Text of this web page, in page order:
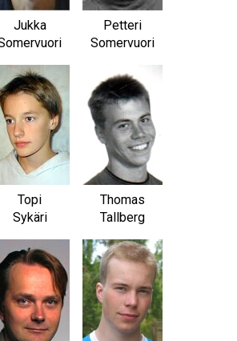
Jukka
Petteri
Somervuori
Topi
Sykäri
Thomas
Tallberg